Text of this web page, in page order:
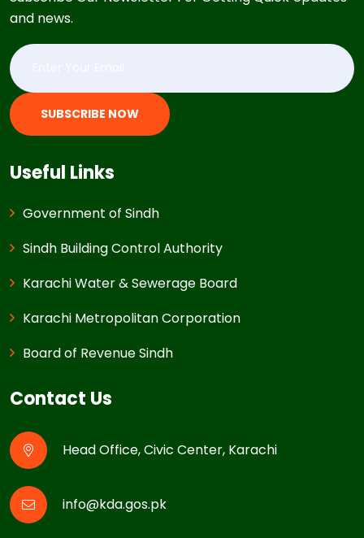
and news.
SUBSCRIBE NOW
Useful Links
Government of Sindh
Sindh Building Control Authority
Karachi Water & Sewerage Board
Karachi Metropolitan Corporation
Board of Revenue Sindh
Contact Us
Head Office, Civic Center, Karachi
info@kda.gos.pk